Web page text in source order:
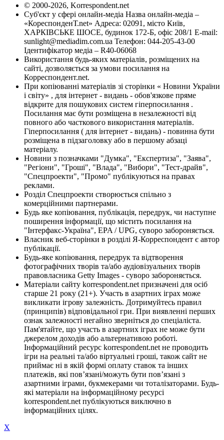
© 2000-2026, Korrespondent.net
Суб'єкт у сфері онлайн-медіа Назва онлайн-медіа –
«КореспонденТ.net» Адреса: 02091, місто Київ,
ХАРКІВСЬКЕ ШОСЕ, будинок 172-Б, офіс 208/1 E-mail:
sunlight@mediadim.com.ua Телефон: 044-205-43-00
Ідентифікатор медіа – R40-06068
Використання будь-яких матеріалів, розміщених на
сайті, дозволяється за умови посилання на
Корреспондент.net.
При копіюванні матеріалів зі сторінки « Новини України
і світу» , для інтернет - видань - обов'язкове пряме
відкрите для пошукових систем гіперпосилання .
Посилання має бути розміщена в незалежності від
повного або часткового використання матеріалів.
Гіперпосилання ( для інтернет - видань) - повинна бути
розміщена в підзаголовку або в першому абзаці
матеріалу.
Новини з позначками "Думка", "Експертиза", "Заява",
"Регіони", "Гроші", "Влада", "Вибори", "Тест-драйв",
"Спецпроекти", "Промо" публікуються на правах
реклами.
Розділ Спецпроекти створюється спільно з
комерційними партнерами.
Будь яке копіювання, публікація, передрук, чи наступне
поширення інформації, що містить посилання на
"Інтерфакс-Україна", EPA / UPG, суворо забороняється.
Власник веб-сторінки в розділі Я-Корреспондент є автор
публікації.
Будь-яке копіювання, передрук та відтворення
фотографічних творів та/або аудіовізуальних творів
правовласника Getty Images - суворо забороняється.
Матеріали сайту korrespondent.net призначені для осіб
старше 21 року (21+). Участь в азартних іграх може
викликати ігрову залежність. Дотримуйтесь правил
(принципів) відповідальної гри. При виявленні перших
ознак залежності негайно зверніться до спеціаліста.
Пам'ятайте, що участь в азартних іграх не може бути
джерелом доходів або альтернативою роботі.
Інформаційний ресурс korrespondent.net не проводить
ігри на реальні та/або віртуальні гроші, також сайт не
приймає ні в якій формі оплату ставок та інших
платежів, які пов’язані/можуть бути пов’язані з
азартними іграми, букмекерами чи тоталізаторами. Будь-
які матеріали на інформаційному ресурсі
korrespondent.net публікуються виключно в
інформаційних цілях.
X